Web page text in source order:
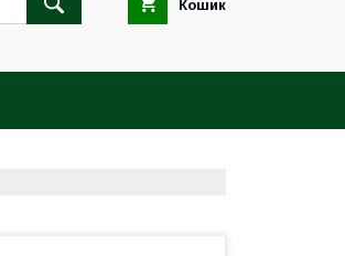
Кошик